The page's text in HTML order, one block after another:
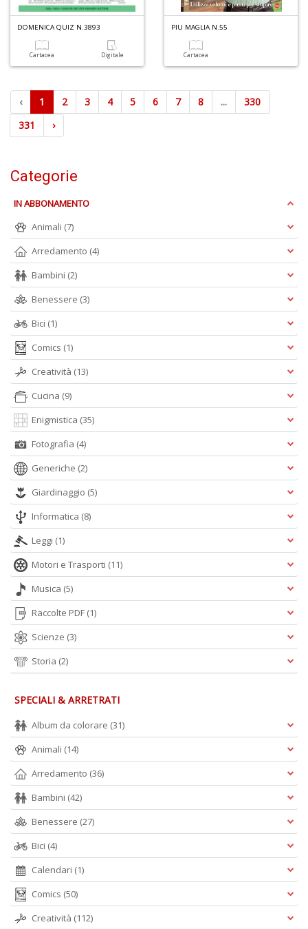
DOMENICA QUIZ N.3893
Cartacea Digitale
PIU MAGLIA N.55
Cartacea
‹ 1 2 3 4 5 6 7 8 ...
330
331
›
Categorie
IN ABBONAMENTO
Animali (7)
Arredamento (4)
Bambini (2)
Benessere (3)
Bici (1)
Comics (1)
Creatività (13)
Cucina (9)
Enigmistica (35)
Fotografia (4)
Generiche (2)
Giardinaggio (5)
Informatica (8)
Leggi (1)
Motori e Trasporti (11)
Musica (5)
Raccolte PDF (1)
Scienze (3)
Storia (2)
SPECIALI & ARRETRATI
Album da colorare (31)
Animali (14)
Arredamento (36)
Bambini (42)
Benessere (27)
Bici (4)
Calendari (1)
Comics (50)
Creatività (112)